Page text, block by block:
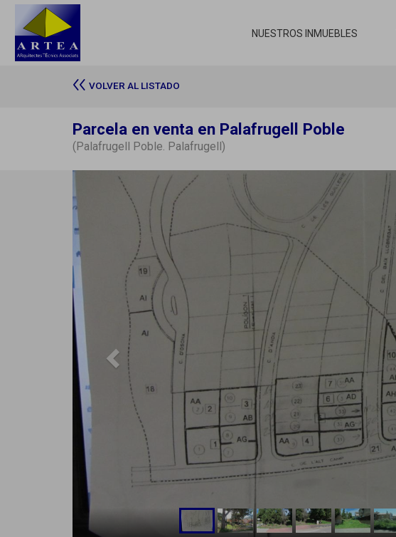
NUESTROS INMUEBLES
VOLVER AL LISTADO
Parcela en venta en Palafrugell Poble
(Palafrugell Poble. Palafrugell)